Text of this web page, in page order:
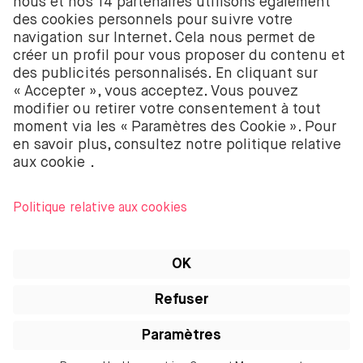
58403949. BUX B.V. est autorisé et réglementé par
l’Autorité néerlandaise des marchés financiers
(Autoriteit Financiële Markten – AFM).
BUX B.V. ne fournit pas de conseils d’investissement
et les investisseurs individuels doivent prendre leurs
propres décisions ou chercher des conseils
indépendants. Investir comporte des risques. La
valeur des investissements peut augmenter ou
investissement.
iTunes sont des marques d’Apple Inc. enregistrées
marque d’Apple Inc. App Store est une marque de